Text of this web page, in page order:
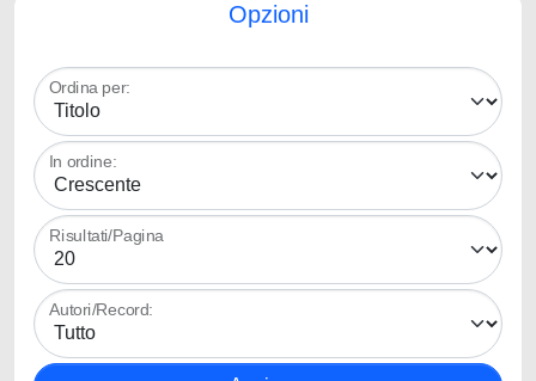
Opzioni
Ordina per:
In ordine:
Risultati/Pagina
Autori/Record: